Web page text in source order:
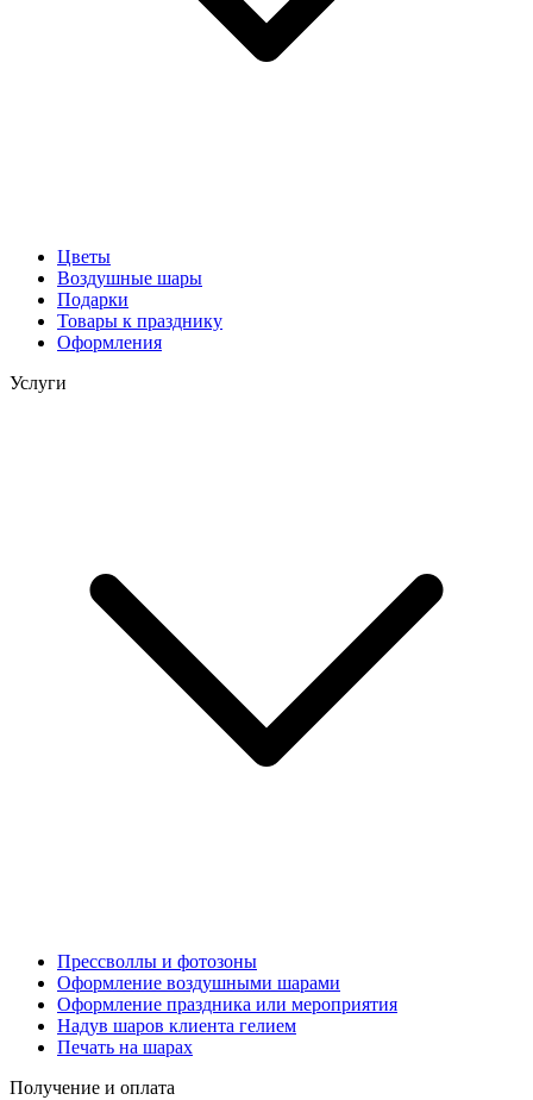
Цветы
Воздушные шары
Подарки
Товары к празднику
Оформления
Услуги
Прессволлы и фотозоны
Оформление воздушными шарами
Оформление праздника или мероприятия
Надув шаров клиента гелием
Печать на шарах
Получение и оплата